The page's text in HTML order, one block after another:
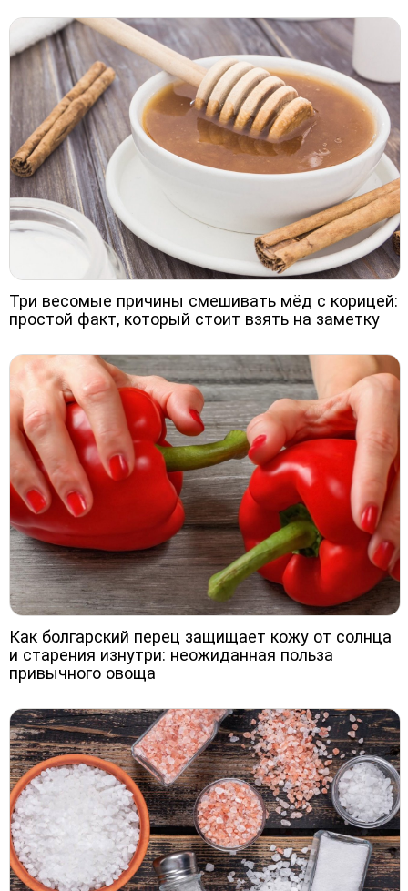
Три весомые причины смешивать мёд с корицей:
простой факт, который стоит взять на заметку
Как болгарский перец защищает кожу от солнца
и старения изнутри: неожиданная польза
привычного овоща